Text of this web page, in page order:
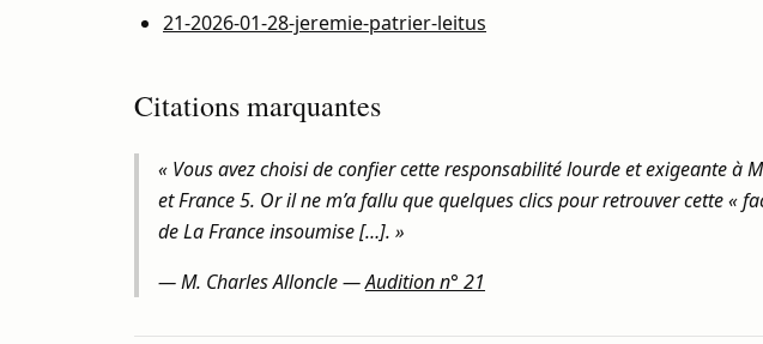
21-2026-01-28-jeremie-patrier-leitus
Citations marquantes
« Vous avez choisi de confier cette responsabilité lourde et exigeante à
et France 5. Or il ne m’a fallu que quelques clics pour retrouver cette «
de La France insoumise […]. »
—M. Charles Alloncle—Audition n° 21